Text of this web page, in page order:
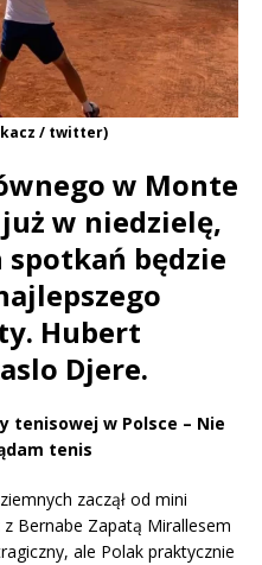
/ twitter)
w Monte
w niedzielę,
spotkań będzie
Hubert
Djere.
tenisowej w Polsce – Nie
tenis
zaczął od mini
Bernabe Zapatą Mirallesem
ale Polak praktycznie